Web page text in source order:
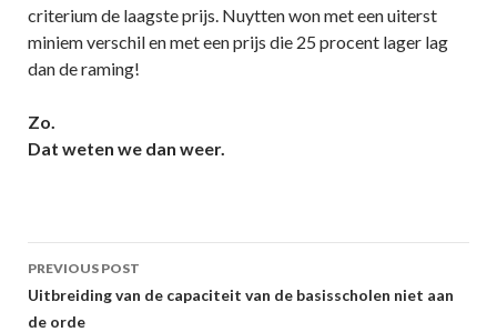
criterium de laagste prijs. Nuytten won met een uiterst
miniem verschil en met een prijs die 25 procent lager lag
dan de raming!
Zo.
Dat weten we dan weer.
Post
navigation
PREVIOUS POST
Uitbreiding van de capaciteit van de basisscholen niet aan
de orde